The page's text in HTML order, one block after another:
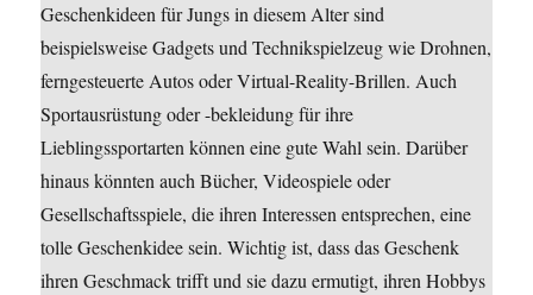
Geschenkideen für Jungs in diesem Alter sind
beispielsweise Gadgets und Technikspielzeug wie Drohnen,
ferngesteuerte Autos oder Virtual-Reality-Brillen. Auch
Sportausrüstung oder -bekleidung für ihre
Lieblingssportarten können eine gute Wahl sein. Darüber
hinaus könnten auch Bücher, Videospiele oder
Gesellschaftsspiele, die ihren Interessen entsprechen, eine
tolle Geschenkidee sein. Wichtig ist, dass das Geschenk
ihren Geschmack trifft und sie dazu ermutigt, ihren Hobbys